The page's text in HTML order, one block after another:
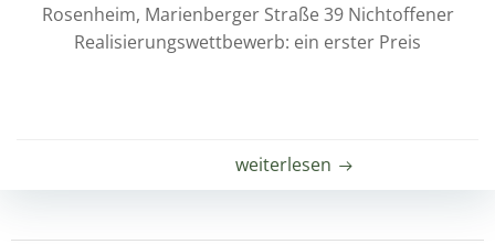
Rosenheim, Marienberger Straße 39 Nichtoffener
Realisierungswettbewerb: ein erster Preis
weiterlesen